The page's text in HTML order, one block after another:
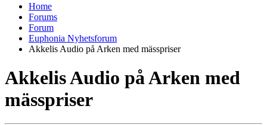
Home
Forums
Forum
Euphonia Nyhetsforum
Akkelis Audio på Arken med mässpriser
Akkelis Audio på Arken med
mässpriser